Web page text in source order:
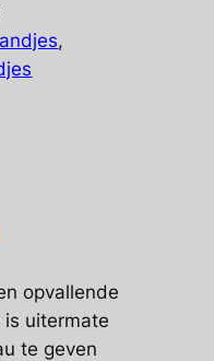
opvallende
uitermate
te geven